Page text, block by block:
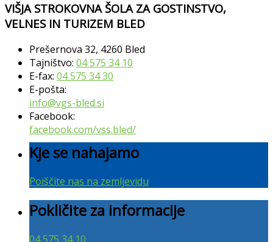
VIŠJA STROKOVNA ŠOLA ZA GOSTINSTVO,
VELNES IN TURIZEM BLED
Prešernova 32, 4260 Bled
Tajništvo: 04 575 34 10
E-fax: 04 575 34 30
E-pošta:
info@vgs-bled.si
Facebook:
facebook.com/vss.bled/
Kje se nahajamo
Poiščite nas na zemljevidu
Pokličite za informacije
04 575 34 10